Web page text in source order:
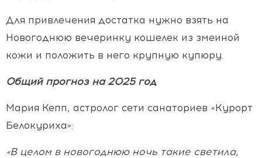
Для привлечения достатка нужно взять на
Новогоднюю вечеринку кошелек из змеиной
кожи и положить в него крупную купюру.
Общий прогноз на 2025 год
Мария Кепп, астролог сети санаториев «Курорт
Белокуриха»:
«В целом в новогоднюю ночь такие светила,